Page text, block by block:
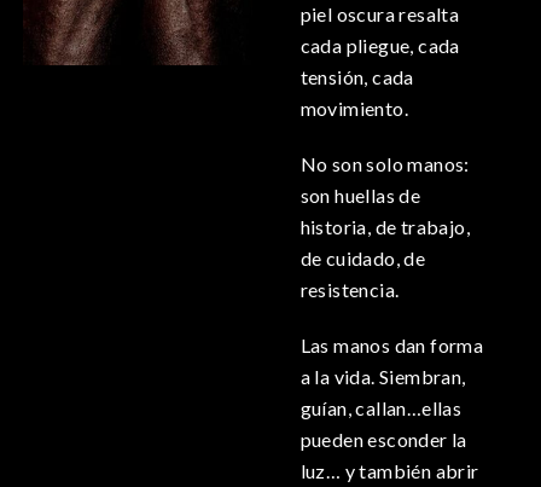
piel oscura resalta
cada pliegue, cada
tensión, cada
movimiento.
No son solo manos:
son huellas de
historia, de trabajo,
de cuidado, de
resistencia.
Las manos dan forma
a la vida. Siembran,
guían, callan…ellas
pueden esconder la
luz… y también abrir